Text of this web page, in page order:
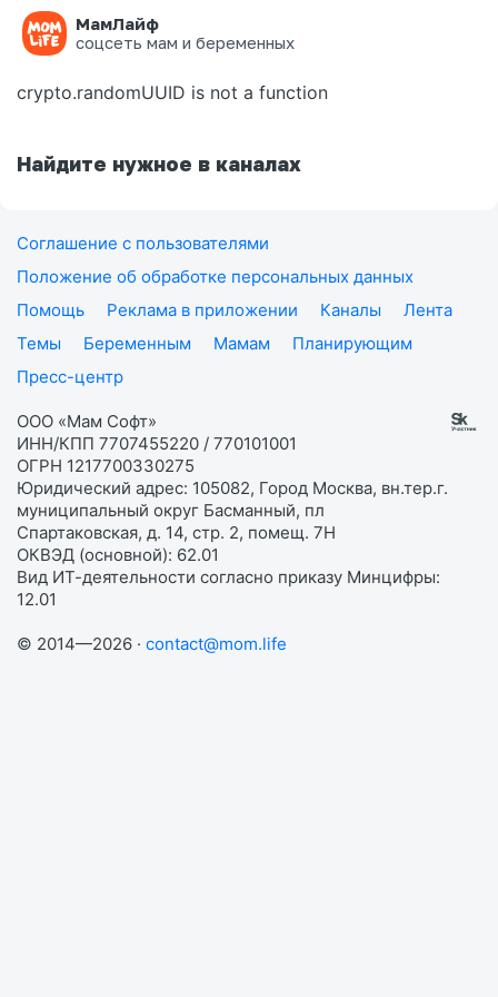
МамЛайф
соцсеть мам и беременных
Ошибка на странице
crypto.randomUUID is not a function
Найдите нужное в каналах
Соглашение с пользователями
Положение об обработке персональных данных
Помощь
Реклама в приложении Каналы
Лента
Темы
Беременным Мамам
Планирующим
Пресс-центр
ООО «Мам Софт»
ИНН/КПП 7707455220 / 770101001
ОГРН 1217700330275
Юридический адрес: 105082, Город Москва, вн.тер.г.
муниципальный округ Басманный, пл
Спартаковская, д. 14, стр. 2, помещ. 7Н
ОКВЭД (основной): 62.01
Вид ИТ-деятельности согласно приказу Минцифры:
12.01
© 2014—2026 · contact@mom.life